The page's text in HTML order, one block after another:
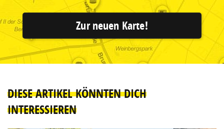
Zur neuen Karte!
DIESE ARTIKEL KÖNNTEN DICH
INTERESSIEREN